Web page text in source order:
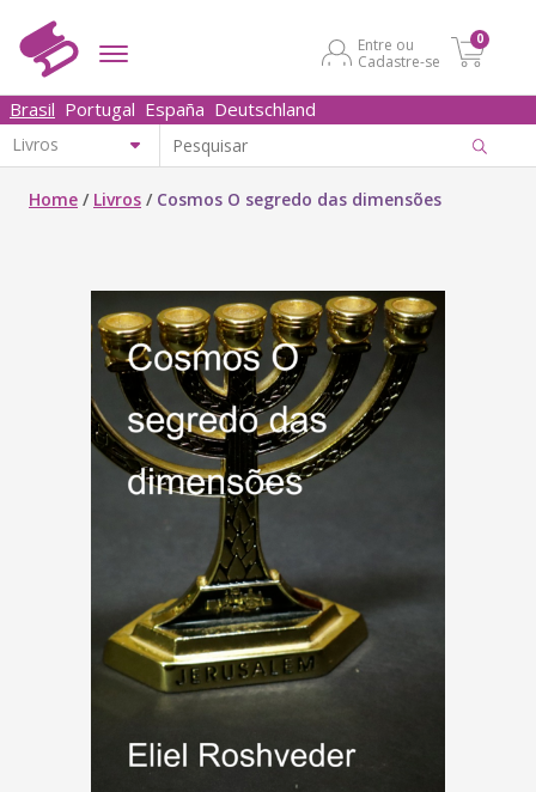
Entre ou
Cadastre-se
0
Brasil Portugal España Deutschland
Home / Livros / Cosmos O segredo das dimensões